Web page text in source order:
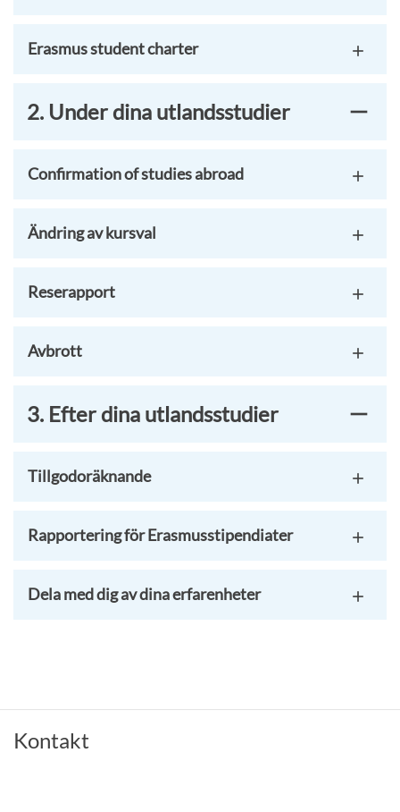
Erasmus student charter
2. Under dina utlandsstudier
Confirmation of studies abroad
Ändring av kursval
Reserapport
Avbrott
3. Efter dina utlandsstudier
Tillgodoräknande
Rapportering för Erasmusstipendiater
Dela med dig av dina erfarenheter
Kontakt